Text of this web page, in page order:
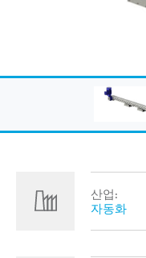
산업:
자동화